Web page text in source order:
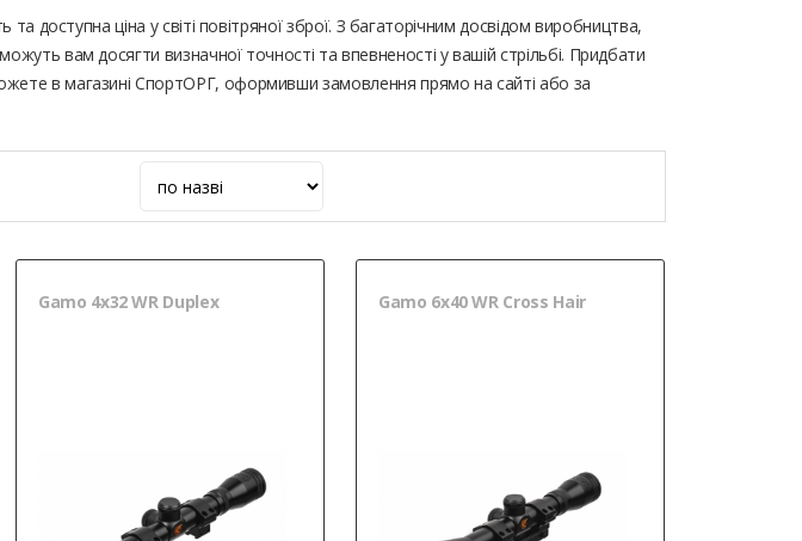
та доступна ціна у світі повітряної зброї. З багаторічним досвідом виробництва,
вам досягти визначної точності та впевненості у вашій стрільбі. Придбати
в магазині СпортОРГ, оформивши замовлення прямо на сайті або за
Gamo 4x32 WR Duplex Gamo 6х40 WR Cross Hair